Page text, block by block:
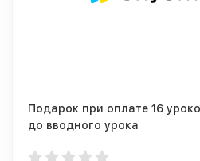
Подарок при оплате 16
до вводного урока